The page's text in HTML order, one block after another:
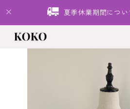
夏季休業期間につ